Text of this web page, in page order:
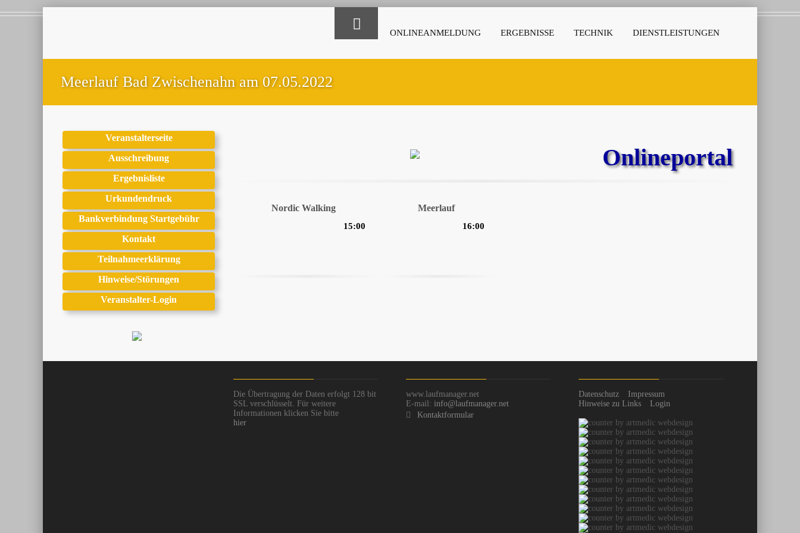
ONLINEANMELDUNG ERGEBNISSE TECHNIK DIENSTLEISTUNGEN
Meerlauf Bad Zwischenahn am 07.05.2022
Veranstalterseite
Ausschreibung
Ergebnisliste
Urkundendruck
Bankverbindung Startgebühr
Kontakt
Teilnahmeerklärung
Hinweise/Störungen
Veranstalter-Login
Onlineportal
Nordic Walking
15:00
Meerlauf
16:00
Die Übertragung der Daten erfolgt 128 bit
SSL verschlüsselt. Für weitere
Informationen klicken Sie bitte
hier
www.laufmanager.net
E-mail: info@laufmanager.net
Kontaktformular
Datenschutz
Impressum
Hinweise zu Links
Login